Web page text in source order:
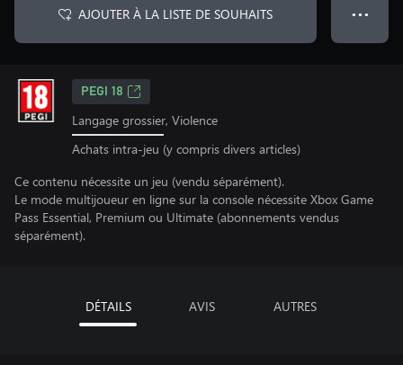
AJOUTER À LA LISTE DE SOUHAITS ● ● ●
PEGI 18
Langage grossier, Violence
Achats intra-jeu (y compris divers articles)
Ce contenu nécessite un jeu (vendu séparément).
Le mode multijoueur en ligne sur la console nécessite Xbox Game
Pass Essential, Premium ou Ultimate (abonnements vendus
séparément).
DÉTAILS AVIS AUTRES